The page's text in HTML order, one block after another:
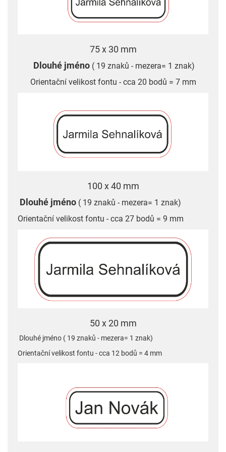
75 x 30 mm
Dlouhé jméno ( 19 znaků - mezera= 1 znak)
Orientační velikost fontu - cca 20 bodů = 7 mm
100 x 40 mm
Dlouhé jméno ( 19 znaků - mezera= 1 znak)
Orientační velikost fontu - cca 27 bodů = 9 mm
50 x 20 mm
Dlouhé jméno ( 19 znaků - mezera= 1 znak)
Orientační velikost fontu - cca 12 bodů = 4 mm